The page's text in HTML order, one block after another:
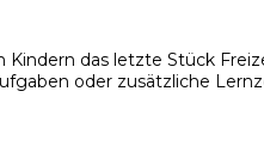
das letzte Stück
oder zusätzliche